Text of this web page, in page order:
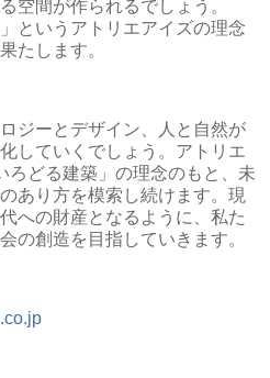
空間が作られるでしょう。
というアトリエアイズの理念
たします。
ジーとデザイン、人と自然が
していくでしょう。アトリエ
ろどる建築」の理念のもと、未
あり方を模索し続けます。現
への財産となるように、私た
の創造を目指していきます。